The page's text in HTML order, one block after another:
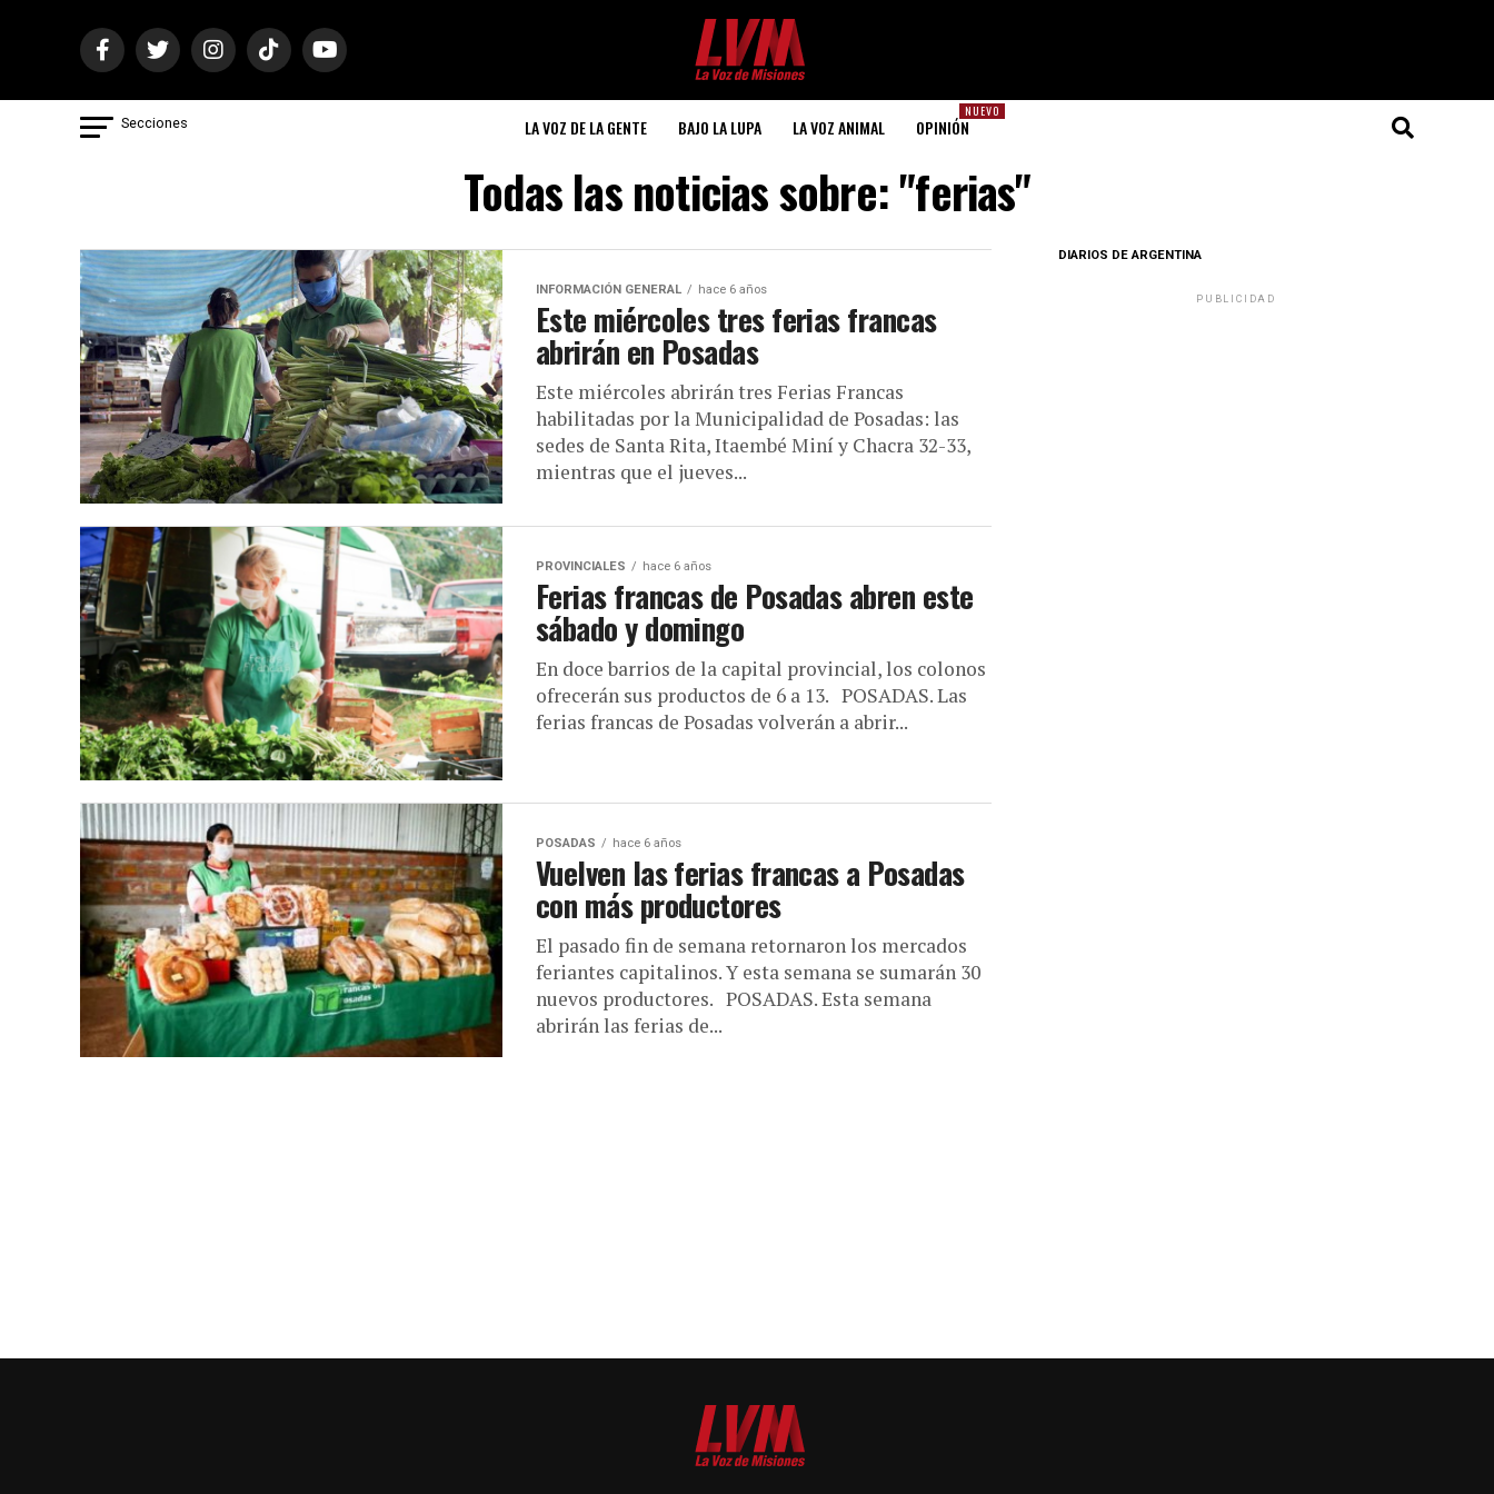
Secciones LA VOZ DE LA GENTE BAJO LA LUPA LA VOZ ANIMAL
NUEVO
OPINIÓN
Todas las noticias sobre: "ferias"
INFORMACIÓN GENERAL hace 6 años
Este miércoles tres ferias francas
abrirán en Posadas
Este miércoles abrirán tres Ferias Francas
habilitadas por la Municipalidad de Posadas: las
sedes de Santa Rita, Itaembé Miní y Chacra 32-33,
mientras que el jueves...
PROVINCIALES hace 6 años
Ferias francas de Posadas abren este
sábado y domingo
En doce barrios de la capital provincial, los colonos
ofrecerán sus productos de 6 a 13. POSADAS. Las
ferias francas de Posadas volverán a abrir...
POSADAS hace 6 años
Vuelven las ferias francas a Posadas
con más productores
El pasado fin de semana retornaron los mercados
feriantes capitalinos. Y esta semana se sumarán 30
nuevos productores. POSADAS. Esta semana
abrirán las ferias de...
DIARIOS DE ARGENTINA
PUBLICIDAD